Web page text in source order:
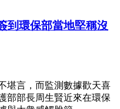
到環保部當地堅稱沒
堪言，而監測數據歡天喜
部部長周生賢近來在環保